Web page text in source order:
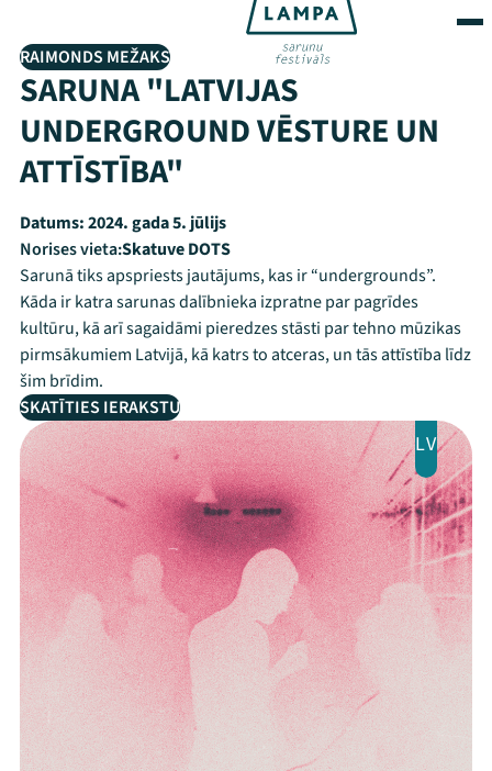
RAIMONDS MEŽAKS
SARUNA "LATVIJAS
UNDERGROUND VĒSTURE UN
ATTĪSTĪBA"
Datums:2024. gada 5. jūlijs
Norises vieta:Skatuve DOTS
Sarunā tiks apspriests jautājums, kas ir “undergrounds”.
Kāda ir katra sarunas dalībnieka izpratne par pagrīdes
kultūru, kā arī sagaidāmi pieredzes stāsti par tehno mūzikas
pirmsākumiem Latvijā, kā katrs to atceras, un tās attīstība līdz
šim brīdim.
SKATĪTIES IERAKSTU
LV